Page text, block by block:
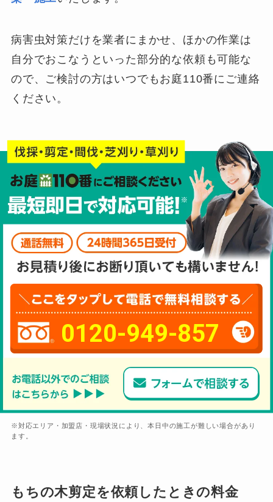
病害虫対策だけを業者にまかせ、ほかの作業は
自分でおこなうといった部分的な依頼も可能な
ので、ご検討の方はいつでもお庭110番にご連絡
ください。
0120-949-857
※対応エリア・加盟店・現場状況により、本日中の施工が難しい場合があり
ます。
もちの木剪定を依頼したときの料金